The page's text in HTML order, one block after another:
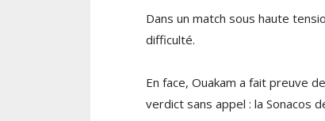
Dans un match sous haute
difficulté.
En face, Ouakam a fait preuve
verdict sans appel : la Sonacos